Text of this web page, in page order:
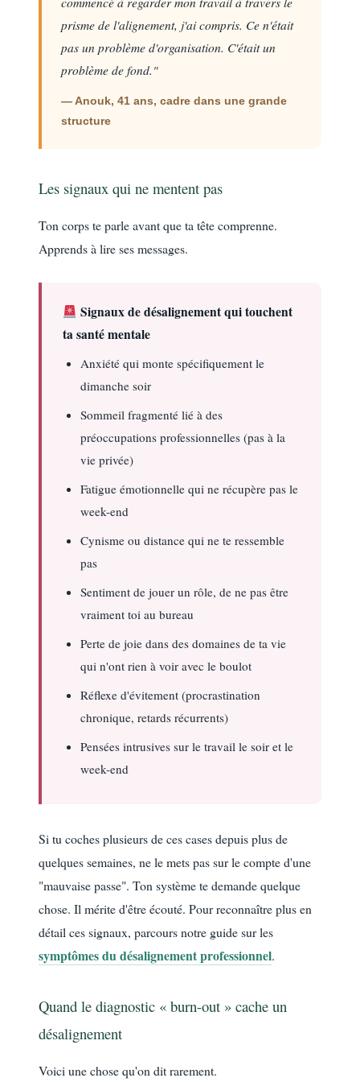
prisme de l'alignement, j'ai compris. Ce n'était
pas un problème d'organisation. C'était un
problème de fond."
— Anouk, 41 ans, cadre dans une grande
structure
Les signaux qui ne mentent pas
Ton corps te parle avant que ta tête comprenne.
Apprends à lire ses messages.
Signaux de désalignement qui touchent
ta santé mentale
Anxiété qui monte spécifiquement le
dimanche soir
Sommeil fragmenté lié à des
préoccupations professionnelles (pas à la
vie privée)
Fatigue émotionnelle qui ne récupère pas le
week-end
Cynisme ou distance qui ne te ressemble
pas
Sentiment de jouer un rôle, de ne pas être
vraiment toi au bureau
Perte de joie dans des domaines de ta vie
qui n'ont rien à voir avec le boulot
Réflexe d'évitement (procrastination
chronique, retards récurrents)
Pensées intrusives sur le travail le soir et le
week-end
Si tu coches plusieurs de ces cases depuis plus de
quelques semaines, ne le mets pas sur le compte d'une
"mauvaise passe". Ton système te demande quelque
chose. Il mérite d'être écouté. Pour reconnaître plus en
détail ces signaux, parcours notre guide sur les
symptômes du désalignement professionnel.
Quand le diagnostic « burn-out » cache un
désalignement
Voici une chose qu'on dit rarement.